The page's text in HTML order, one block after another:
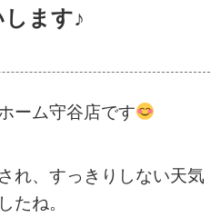
ます♪
ーム守谷店です
れ、すっきりしない天気
たね。